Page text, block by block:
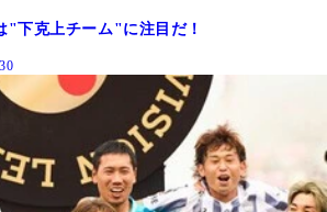
"下克上チーム"に注目だ！